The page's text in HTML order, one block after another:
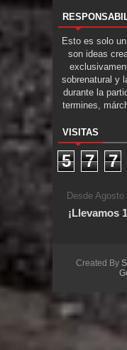
Esto es solo
son ideas
sobrenatural y
durante la
termines,
VISITAS
5 7 7
Desde
¡Llevamos
Created By